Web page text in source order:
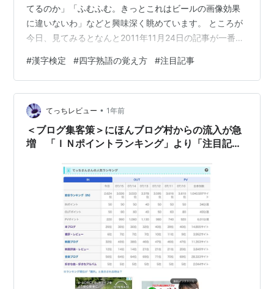
てるのか」「ふむふむ。きっとこれはビールの画像効果
に違いないわ」などと興味深く眺めています。 ところが
今日、見てみるとなんと2011年11月24日の記事が一番上
自分が一番驚いています。何が起きたんだろう。😶 思い
当たる節は一つ。 「そーだ！記事にタグでもつけてみよ
うか」と昨日の夕方あたりからランダムにつけ始めてい
て、その記事にもつけたところでした。(遅っっっっ！)
タグをつけた直後に、たまたま漢字検定に興味のある人
の目に留まったのでし…
#漢字検定 #四字熟語の覚え方 #注目記事
てっちレビュー • 1年前
＜ブログ集客策＞にほんブログ村からの流入が急
増 「ＩＮポイントランキング」より「注目記事